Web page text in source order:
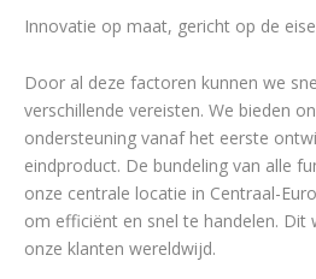
Innovatie op maat, gericht op de
Door al deze factoren kunnen we
verschillende vereisten. We bieden
ondersteuning vanaf het eerste
eindproduct. De bundeling van alle
onze centrale locatie in Centraal-
om efficiënt en snel te handelen.
onze klanten wereldwijd.